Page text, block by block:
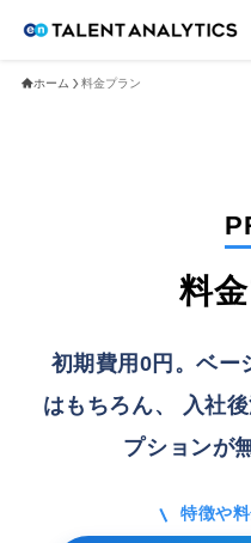
ホーム 料金プラン
料
初期費用0円。ベー
はもちろん、
入社
プションが
特徴や